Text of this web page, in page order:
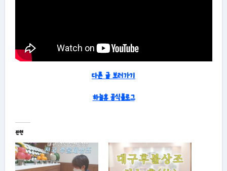
다른 글 보러가기
하늘휴 공식블로그
관련